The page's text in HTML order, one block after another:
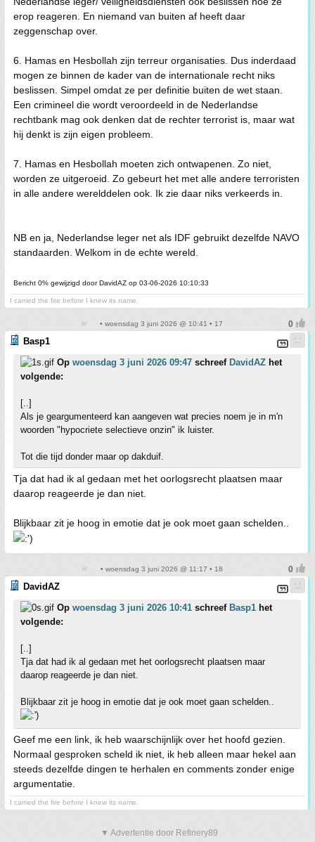
erop reageren. En niemand van buiten af heeft daar
zeggenschap over.
6. Hamas en Hesbollah zijn terreur organisaties. Dus inderdaad
mogen ze binnen de kader van de internationale recht niks
beslissen. Simpel omdat ze per definitie buiten de wet staan.
Een crimineel die wordt veroordeeld in de Nederlandse
rechtbank mag ook denken dat de rechter terrorist is, maar wat
hij denkt is zijn eigen probleem.
7. Hamas en Hesbollah moeten zich ontwapenen. Zo niet,
worden ze uitgeroeid. Zo gebeurt het met alle andere terroristen
in alle andere werelddelen ook. Ik zie daar niks verkeerds in.
NB en ja, Nederlandse leger net als IDF gebruikt dezelfde NAVO
standaarden. Welkom in de echte wereld.
Bericht 0% gewijzigd door DavidAZ op 03-06-2026 10:10:33
I carried the fire before I knew its name.
• woensdag 3 juni 2026 @ 10:41 • 17
Basp1
Op woensdag 3 juni 2026 09:47 schreef DavidAZ het
volgende:
[..]
Als je geargumenteerd kan aangeven wat precies noem je in m'n
woorden "hypocriete selectieve onzin" ik luister.
Tot die tijd donder maar op dakduif.
Tja dat had ik al gedaan met het oorlogsrecht plaatsen maar
daarop reageerde je dan niet.
Blijkbaar zit je hoog in emotie dat je ook moet gaan schelden..
• woensdag 3 juni 2026 @ 11:17 • 18
DavidAZ
Op woensdag 3 juni 2026 10:41 schreef Basp1 het
volgende:
[..]
Tja dat had ik al gedaan met het oorlogsrecht plaatsen maar
daarop reageerde je dan niet.
Blijkbaar zit je hoog in emotie dat je ook moet gaan schelden..
Geef me een link, ik heb waarschijnlijk over het hoofd gezien.
Normaal gesproken scheld ik niet, ik heb alleen maar hekel aan
steeds dezelfde dingen te herhalen en comments zonder enige
argumentatie.
I carried the fire before I knew its name.
▼ Advertentie door Refinery89